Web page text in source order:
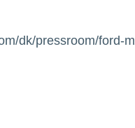
dk/pressroom/ford-